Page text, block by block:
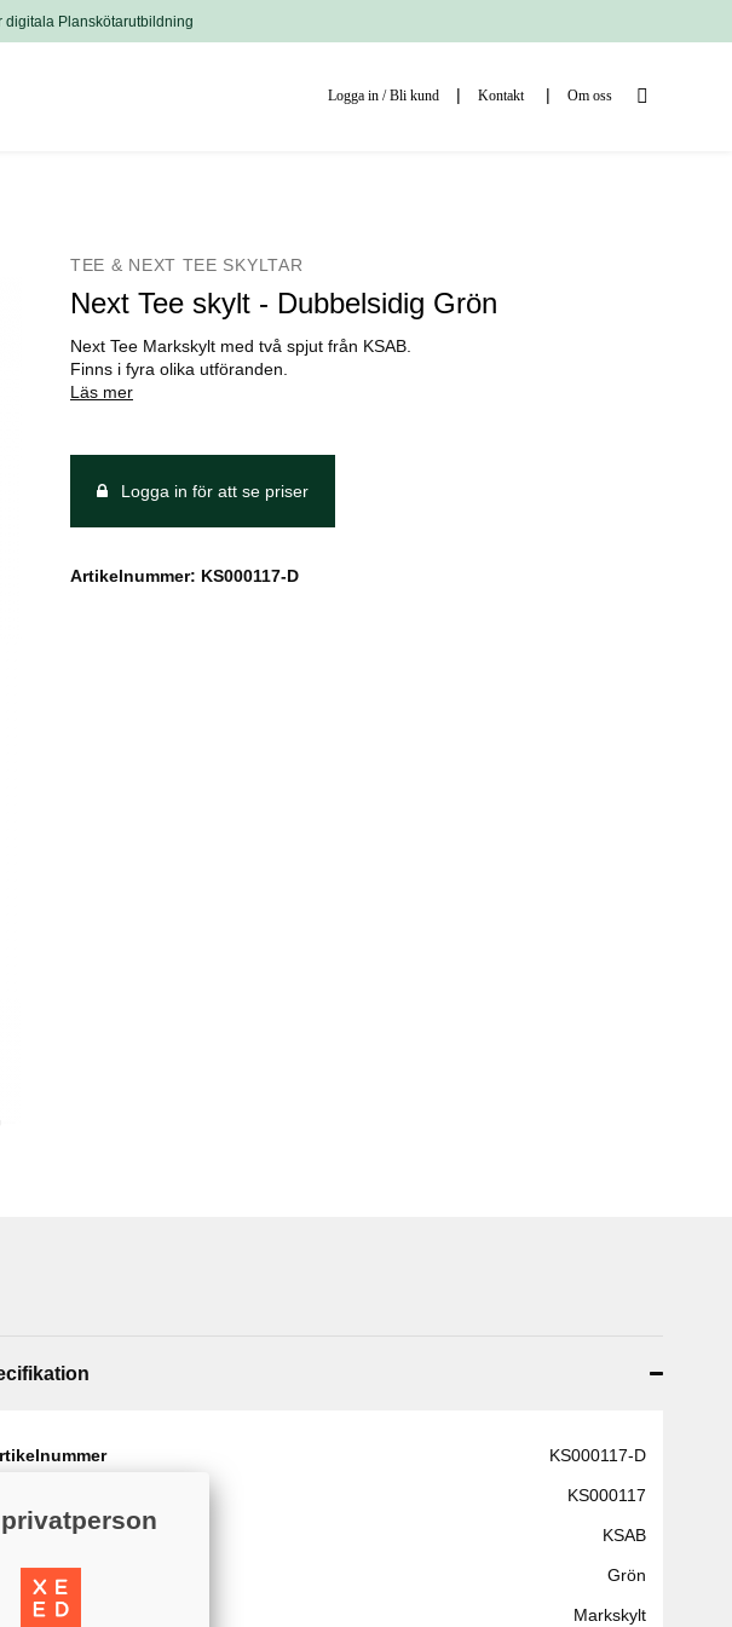
digitala Planskötarutbildning
Logga in / Bli kund Kontakt Om oss
TEE & NEXT TEE SKYLTAR
Next Tee skylt - Dubbelsidig Grön
Next Tee Markskylt med två spjut från KSAB.
Finns i fyra olika utföranden.
Läs mer
Logga in för att se priser
Artikelnummer: KS000117-D
KS000117-D
KS000117
KSAB
Grön
Markskylt